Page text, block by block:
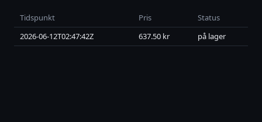
Tidspunkt Pris
Status
2026-06-12T02:47:42Z
637.50 kr på lager